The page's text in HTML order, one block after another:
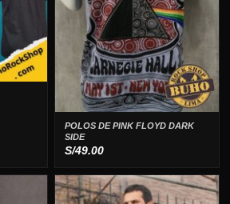
POLOS DE PINK FLOYD DARK
SIDE
S/49.00